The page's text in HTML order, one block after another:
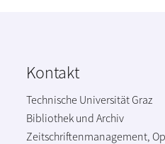
Kontakt
Technische Universität Graz
Bibliothek und Archiv
Zeitschriftenmanagement,